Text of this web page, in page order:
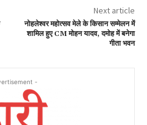
Next article
नोहलेश्वर महोत्सव मेले के किसान सम्मेलन में
शामिल हुए CM मोहन यादव, दमोह में बनेगा
गीता भवन
-